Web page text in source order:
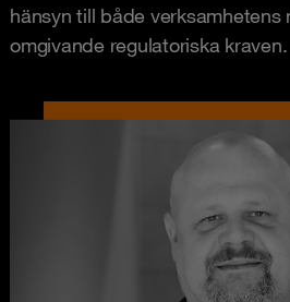
hänsyn till både verksamhetens
omgivande regulatoriska kraven.